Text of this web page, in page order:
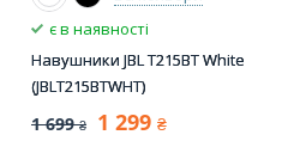
є в наявності
Навушники JBL T215BT White
(JBLT215BTWHT)
1 699 ₴ 1 299 ₴